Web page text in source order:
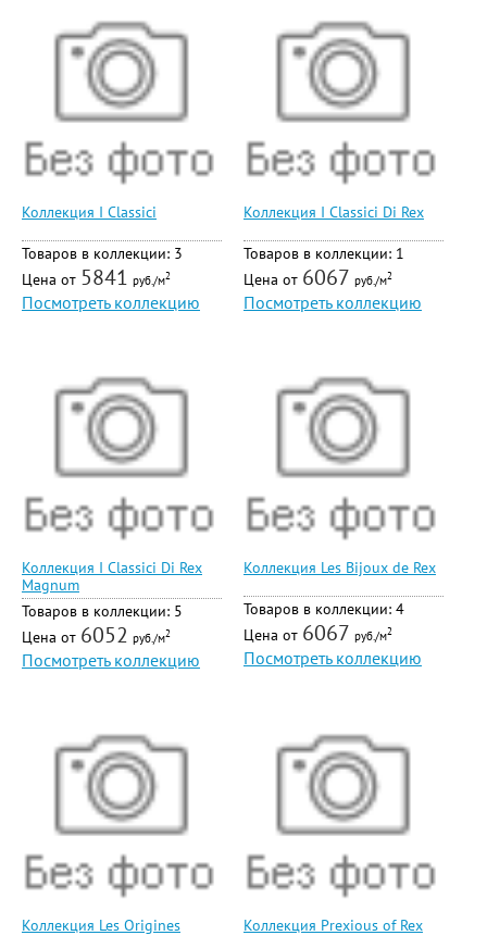
Коллекция I Classici
Товаров в коллекции: 3
Цена от 5841 руб./м2
Посмотреть коллекцию
Коллекция I Classici Di Rex
Товаров в коллекции: 1
Цена от 6067 руб./м2
Посмотреть коллекцию
Коллекция I Classici Di Rex
Magnum
Товаров в коллекции: 5
Цена от 6052 руб./м2
Посмотреть коллекцию
Коллекция Les Bijoux de Rex
Товаров в коллекции: 4
Цена от 6067 руб./м2
Посмотреть коллекцию
Коллекция Les Origines Коллекция Prexious of Rex